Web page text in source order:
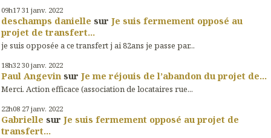
09h17 31 janv. 2022
deschamps danielle sur Je suis fermement opposé au
projet de transfert...
je suis opposée a ce transfert j ai 82ans je passe par...
18h32 30 janv. 2022
Paul Angevin sur Je me réjouis de l’abandon du projet de...
Merci. Action efficace (association de locataires rue...
22h08 27 janv. 2022
Gabrielle sur Je suis fermement opposé au projet de
transfert...